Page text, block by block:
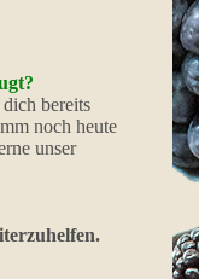
bereits
noch heute
unser